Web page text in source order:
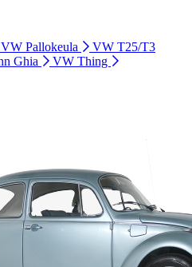
VW Pallokeula
VW T25/T3
Ghia VW Thing